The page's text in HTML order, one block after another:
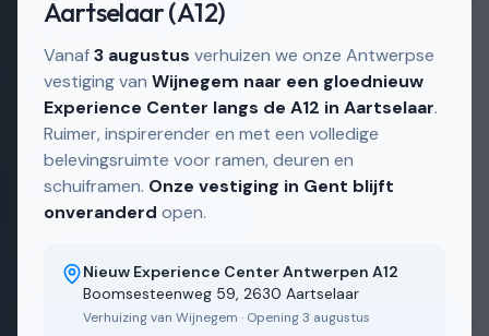
Aartselaar (A12)
Vanaf3 augustus verhuizen we onze Antwerpse
vestiging van Wijnegem naar een gloednieuw
Experience Center langs de A12 in Aartselaar.
Ruimer, inspirerender en met een volledige
belevingsruimte voor ramen, deuren en
schuiframen. Onze vestiging in Gent blijft
onveranderd open.
Nieuw Experience Center Antwerpen A12
Boomsesteenweg 59, 2630 Aartselaar
Verhuizing van Wijnegem · Opening 3 augustus
Aluminium ramen in
Wijnegem
Aluminium ramen op maat — eigen Belgische
productie, snelle levertermijnen.
Ontdek ons aanbod
Bekijk realisaties